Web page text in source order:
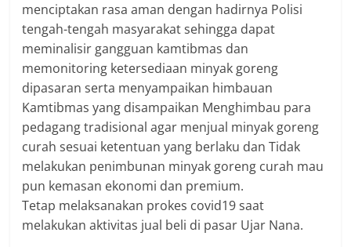
menciptakan rasa aman dengan hadirnya Polisi
tengah-tengah masyarakat sehingga dapat
meminalisir gangguan kamtibmas dan
memonitoring ketersediaan minyak goreng
dipasaran serta menyampaikan himbauan
Kamtibmas yang disampaikan Menghimbau para
pedagang tradisional agar menjual minyak goreng
curah sesuai ketentuan yang berlaku dan Tidak
melakukan penimbunan minyak goreng curah mau
pun kemasan ekonomi dan premium.
Tetap melaksanakan prokes covid19 saat
melakukan aktivitas jual beli di pasar Ujar Nana.